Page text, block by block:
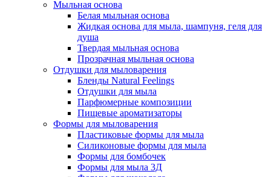
Мыльная основа
Белая мыльная основа
Жидкая основа для мыла, шампуня, геля для
душа
Твердая мыльная основа
Прозрачная мыльная основа
Отдушки для мыловарения
Бленды Natural Feelings
Отдушки для мыла
Парфюмерные композиции
Пищевые ароматизаторы
Формы для мыловарения
Пластиковые формы для мыла
Силиконовые формы для мыла
Формы для бомбочек
Формы для мыла 3Д